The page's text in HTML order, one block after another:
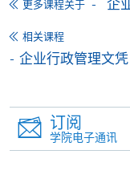
下载
报名办法
付款方法
申请人可亲临学
办事」、微信支
更多课程关于 企
相关课程
企业行政管理文凭
订阅
学院电子通讯